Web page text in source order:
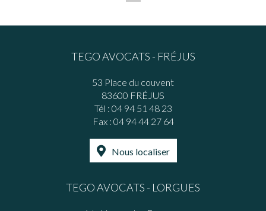
TEGO AVOCATS - FRÉJUS
53 Place du couvent
83600 FRÉJUS
Tél : 04 94 51 48 23
Fax : 04 94 44 27 64
Nous localiser
TEGO AVOCATS - LORGUES